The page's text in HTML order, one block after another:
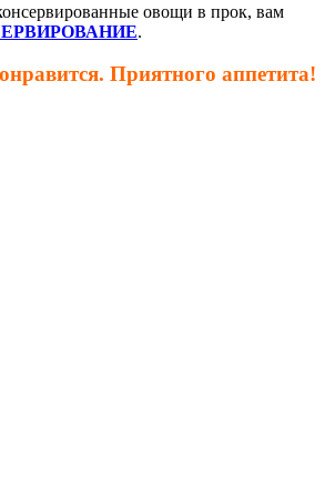
овощи в прок, вам
.
Приятного аппетита!